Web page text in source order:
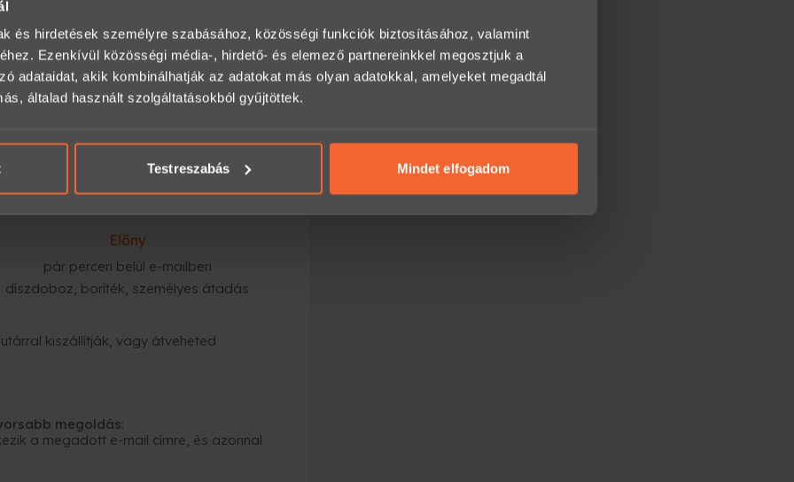
és hirdetések személyre szabásához, közösségi funkciók biztosításához, valamint
Ezenkívül közösségi média-, hirdető- és elemező partnereinkkel megosztjuk a
adataidat, akik kombinálhatják az adatokat más olyan adatokkal, amelyeket megadtál
általad használt szolgáltatásokból gyűjtöttek.
Testreszabás Mindet elfogadom
megfelelő opciót (időtartam,
is az ajándék.
Előny
pár percen belül e-mailben
díszdoboz, boríték, személyes átadás
kiszállítják, vagy átveheted
megoldás:
a megadott e-mail címre, és azonnal